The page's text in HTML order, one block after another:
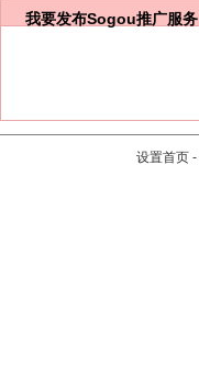
我要发布Sogou推广服务
设置首页 -